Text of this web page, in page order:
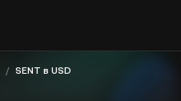
/ SENT в USD